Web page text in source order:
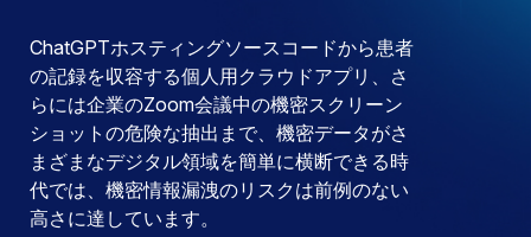
ChatGPTホスティングソースコードから患者
の記録を収容する個人用クラウドアプリ、さ
らには企業のZoom会議中の機密スクリーン
ショットの危険な抽出まで、機密データがさ
まざまなデジタル領域を簡単に横断できる時
代では、機密情報漏洩のリスクは前例のない
高さに達しています。